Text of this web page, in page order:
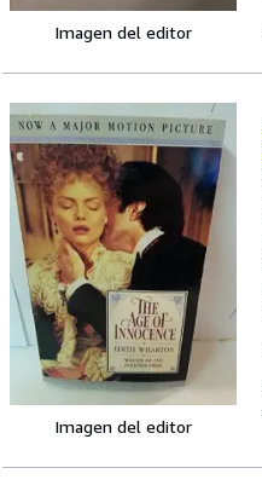
Imagen del editor
Imagen del editor